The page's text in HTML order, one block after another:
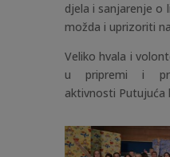
djela i sanjarenje o
možda i uprizoriti
Veliko hvala i
u pripremi i
aktivnosti Putujuća